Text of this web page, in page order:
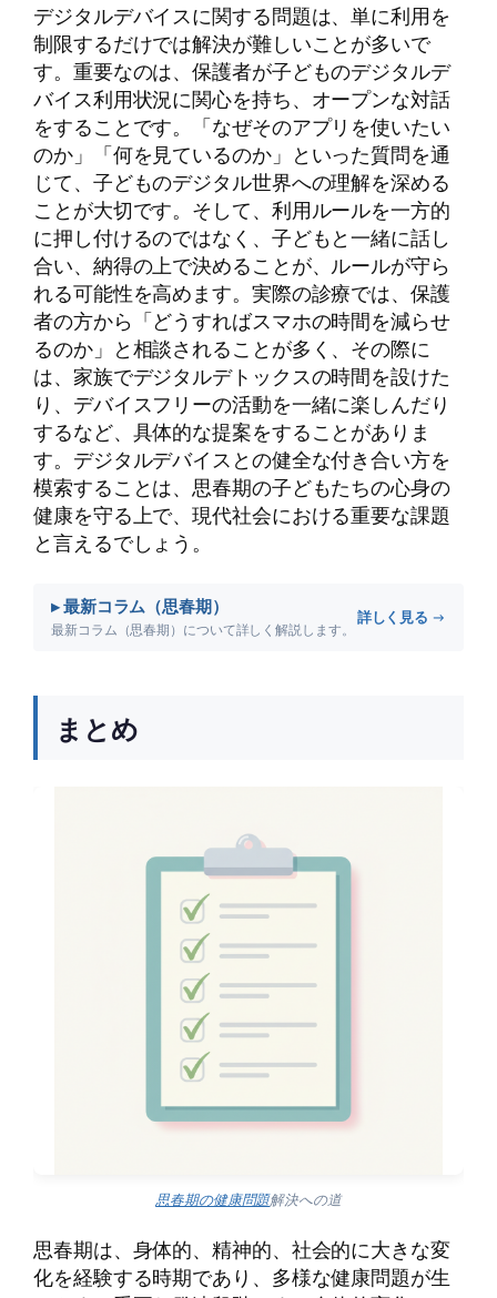
デジタルデバイスに関する問題は、単に利用を
制限するだけでは解決が難しいことが多いで
す。重要なのは、保護者が子どものデジタルデ
バイス利用状況に関心を持ち、オープンな対話
をすることです。「なぜそのアプリを使いたい
のか」「何を見ているのか」といった質問を通
じて、子どものデジタル世界への理解を深める
ことが大切です。そして、利用ルールを一方的
に押し付けるのではなく、子どもと一緒に話し
合い、納得の上で決めることが、ルールが守ら
れる可能性を高めます。実際の診療では、保護
者の方から「どうすればスマホの時間を減らせ
るのか」と相談されることが多く、その際に
は、家族でデジタルデトックスの時間を設けた
り、デバイスフリーの活動を一緒に楽しんだり
するなど、具体的な提案をすることがありま
す。デジタルデバイスとの健全な付き合い方を
模索することは、思春期の子どもたちの心身の
健康を守る上で、現代社会における重要な課題
と言えるでしょう。
▸ 最新コラム（思春期）
最新コラム（思春期）について詳しく解説します。
詳しく見る →
まとめ
思春期の健康問題解決への道
思春期は、身体的、精神的、社会的に大きな変
化を経験する時期であり、多様な健康問題が生